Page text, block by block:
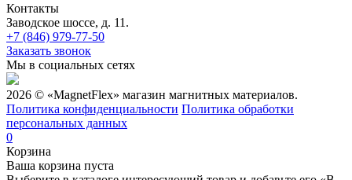
Контакты
Заводское шоссе, д. 11.
+7 (846) 979-77-50
Заказать звонок
Мы в социальных сетях
2026 © «MagnetFlex» магазин магнитных материалов.
Политика конфиденциальности Политика обработки
персональных данных
0
Корзина
Ваша корзина пуста